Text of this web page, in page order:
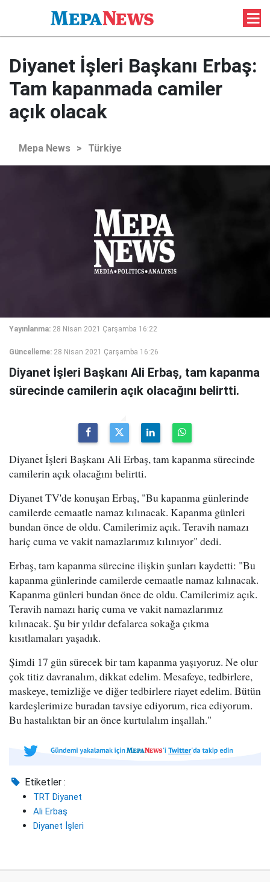
Diyanet İşleri Başkanı Erbaş:
Tam kapanmada camiler
açık olacak
Mepa News > Türkiye
Yayınlanma: 28 Nisan 2021 Çarşamba 16:22
Güncelleme: 28 Nisan 2021 Çarşamba 16:26
Diyanet İşleri Başkanı Ali Erbaş, tam kapanma
sürecinde camilerin açık olacağını belirtti.
Diyanet İşleri Başkanı Ali Erbaş, tam kapanma sürecinde
camilerin açık olacağını belirtti.
Diyanet TV'de konuşan Erbaş, "Bu kapanma günlerinde
camilerde cemaatle namaz kılınacak. Kapanma günleri
bundan önce de oldu. Camilerimiz açık. Teravih namazı
hariç cuma ve vakit namazlarımız kılınıyor" dedi.
Erbaş, tam kapanma sürecine ilişkin şunları kaydetti: "Bu
kapanma günlerinde camilerde cemaatle namaz kılınacak.
Kapanma günleri bundan önce de oldu. Camilerimiz açık.
Teravih namazı hariç cuma ve vakit namazlarımız
kılınacak. Şu bir yıldır defalarca sokağa çıkma
kısıtlamaları yaşadık.
Şimdi 17 gün sürecek bir tam kapanma yaşıyoruz. Ne olur
çok titiz davranalım, dikkat edelim. Mesafeye, tedbirlere,
maskeye, temizliğe ve diğer tedbirlere riayet edelim. Bütün
kardeşlerimize buradan tavsiye ediyorum, rica ediyorum.
Bu hastalıktan bir an önce kurtulalım inşallah."
Etiketler :
TRT Diyanet
Ali Erbaş
Diyanet İşleri